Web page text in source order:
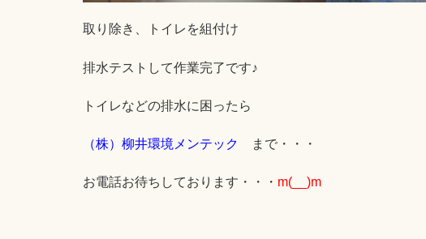
取り除き、トイレを組付け
排水テストして作業完了です♪
トイレなどの排水に困ったら
（株）柳井環境メンテック まで・・・
お電話お待ちしております・・・ m(__)m